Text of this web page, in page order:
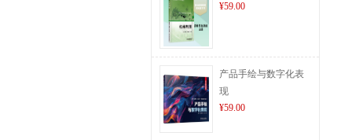
¥59.00
产品手绘与数字化表
现
¥59.00